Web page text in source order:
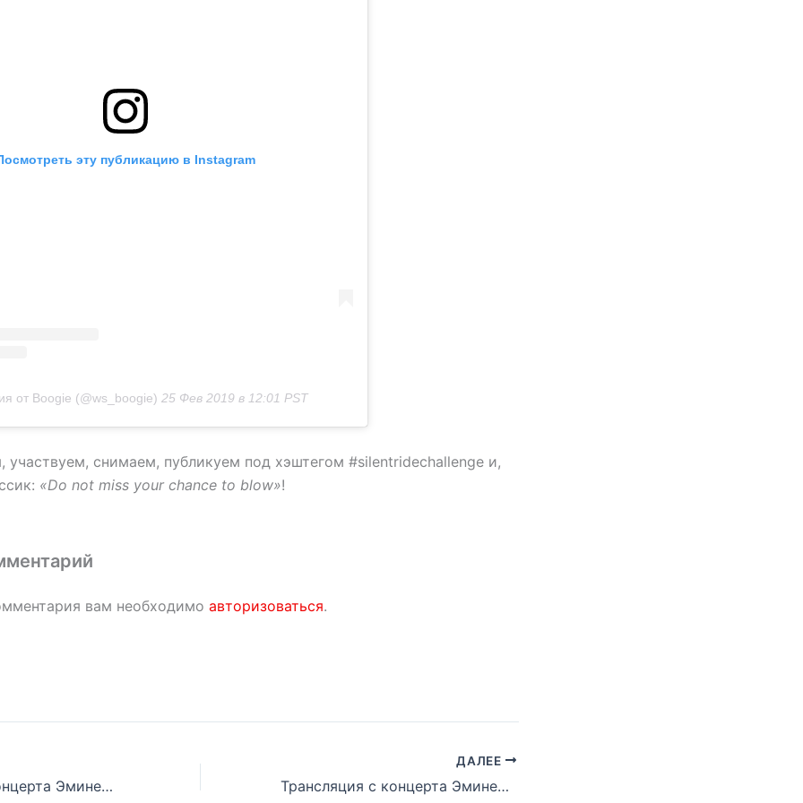
эту публикацию в Instagram
от Boogie (@ws_boogie) 25 Фев 2019 в 12:01 PST
участвуем, снимаем, публикуем под хэштегом #silentridechallenge и,
«Do not miss your chance to blow»!
вам необходимо авторизоваться.
Трансляция с концерта Эминема в городе Перт, Австралия (Rapture 2019)
ДАЛЕЕ
Трансляция с концерта Эминема в Веллингтоне, Новая Зеландия (Rapture 2019)